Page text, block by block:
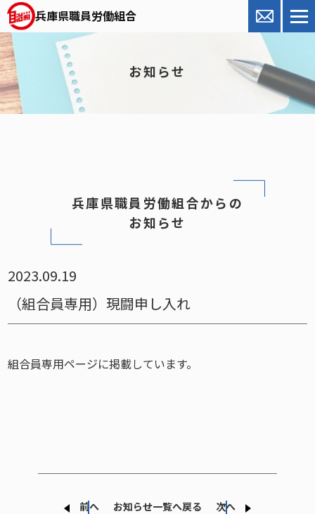
兵庫県職員労働組合
お知らせ
兵庫県職員労働組合からの
お知らせ
2023.09.19
（組合員専用）現闘申し入れ
組合員専用ページに掲載しています。
前へ お知らせ一覧へ戻る 次へ